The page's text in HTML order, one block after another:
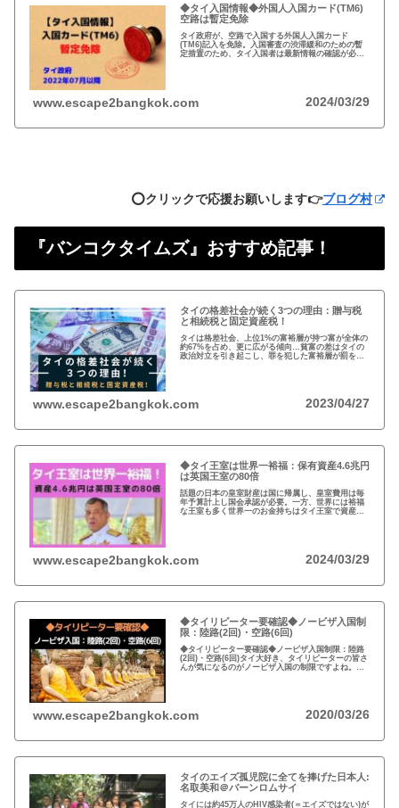
◆タイ入国情報◆外国人入国カード(TM6)
空路は暫定免除
タイ政府が、空路で入国する外国人入国カード
(TM6)記入を免除。入国審査の渋滞緩和のための暫
定措置のため、タイ入国者は最新情報の確認が必
www.escape2bangkok.com 2024/03/29
⭕️クリックで応援お願いします👉ブログ村
『バンコクタイムズ』おすすめ記事！
タイの格差社会が続く3つの理由：贈与税
と相続税と固定資産税！
タイは格差社会、上位1%の富裕層が持つ富が全体の
約67%を占め、更に広がる傾向…貧富の差はタイの
政治対立を引き起こし、罪を犯した富裕層が罰を免
www.escape2bangkok.com 2023/04/27
◆タイ王室は世界一裕福：保有資産4.6兆円
は英国王室の80倍
話題の日本の皇室財産は国に帰属し、皇室費用は毎
年予算計上し国会承認が必要。一方、世界には裕福
な王室も多く世界一のお金持ちはタイ王室で資産は
www.escape2bangkok.com 2024/03/29
◆タイリピーター要確認◆ノービザ入国制
限：陸路(2回)・空路(6回)
◆タイリピーター要確認◆ノービザ入国制限：陸路
(2回)・空路(6回)タイ大好き、タイリピーターの皆さ
んが気になるのがノービザ入国の制限ですよね。近
www.escape2bangkok.com 2020/03/26
タイのエイズ孤児院に全てを捧げた日本人:
名取美和＠バーンロムサイ
タイには約45万人のHIV感染者(＝エイズではない)が